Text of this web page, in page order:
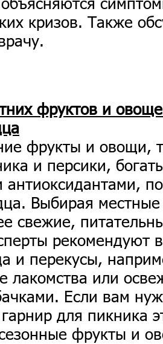
кризов. Также
фруктов и
фрукты и овощи,
и персики,
антиоксидантами,
Выбирая
свежие,
рекомендуют
и перекусы,
лакомства или
Если вам
для пикника
фрукты и